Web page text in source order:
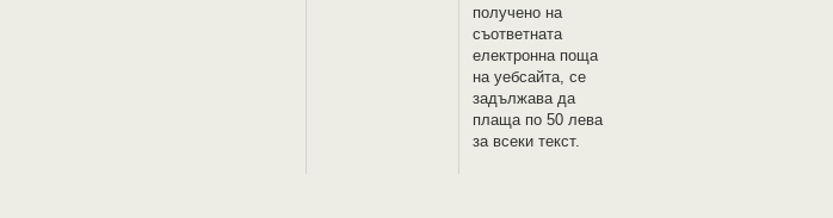
получено на
съответната
електронна поща
на уебсайта, се
задължава да
плаща по 50 лева
за всеки текст.